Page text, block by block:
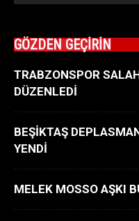
GÖZDEN GEÇİRİN
TRABZONSPOR
DÜZENLEDİ
BEŞİKTAŞ
YENDİ
MELEK MOSSO AŞKI